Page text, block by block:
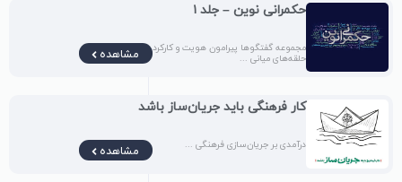
حکمرانی نوین – جلد ۱
مجموعه گفتگوها پیرامون هویت و کارکرد
حلقه‌های میانی ...
مشاهده
کار فرهنگی باید جریان‌ساز باشد
درآمدی بر جریان‌سازی فرهنگی ... مشاهده